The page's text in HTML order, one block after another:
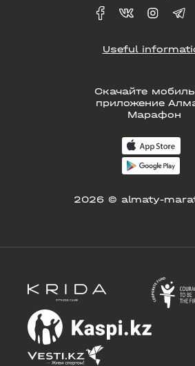
Скачайте
приложение
Марафон
2026 © almaty-
Useful